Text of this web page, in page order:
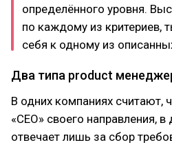
определённого уровня.
по каждому из критериев,
себя к одному из
Два типа product
В одних компаниях считают,
«CEO» своего направления,
отвечает лишь за сбор